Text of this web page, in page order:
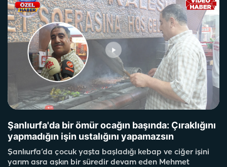
Şanlıurfa'da bir ömür ocağın başında: Çıraklığını
yapmadığın işin ustalığını yapamazsın
Şanlıurfa’da çocuk yaşta başladığı kebap ve ciğer işini
yarım asra aşkın bir süredir devam eden Mehmet